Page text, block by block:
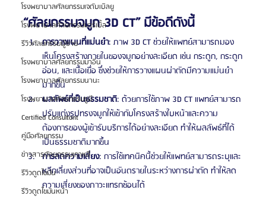
โรงพยาบาลศัลยกรรมเจดับเบิลยู
โรงพยาบาลศัลยกรรมมาร์เบิ้ล
รีวิวศัลยกรรมผู้ชาย
โรงพยาบาลศัลยกรรมมาอิน
โรงพยาบาลศัลยกรรมนานะ
โรงพยาบาลศัลยกรรมรูบี
Certified Consultant
คู่มือศัลยกรรม
ข่าวสารศัลยกรรมเกาหลี
รีวิวดูดไขมัน
รีวิวดูดไขมันหน้า
“ศัลยกรรมจมูก 3D CT” มีข้อดีดังนี้
การวางแผนที่แม่นยำ: ภาพ 3D CT ช่วยให้แพทย์สามารถมอง
เห็นโครงสร้างภายในของจมูกอย่างละเอียด เช่น กระดูก, กระดูก
อ่อน, และเนื้อเยื่อ ซึ่งช่วยให้การวางแผนผ่าตัดมีความแม่นยำ
มากขึ้น
ผลลัพธ์ที่เป็นธรรมชาติ: ด้วยการใช้ภาพ 3D CT แพทย์สามารถ
ปรับแต่งรูปทรงจมูกให้เข้ากับโครงสร้างใบหน้าและความ
ต้องการของผู้เข้ารับบริการได้อย่างละเอียด ทำให้ผลลัพธ์ที่ได้
เป็นธรรมชาติมากขึ้น
การลดความเสี่ยง: การใช้เทคนิคนี้ช่วยให้แพทย์สามารถระบุและ
หลีกเลี่ยงส่วนที่อาจเป็นอันตรายในระหว่างการผ่าตัด ทำให้ลด
ความเสี่ยงของภาวะแทรกซ้อนได้